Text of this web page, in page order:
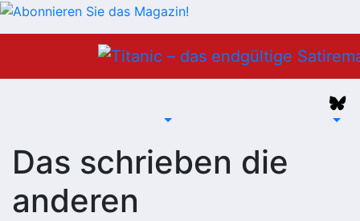
Das schrieben die
anderen